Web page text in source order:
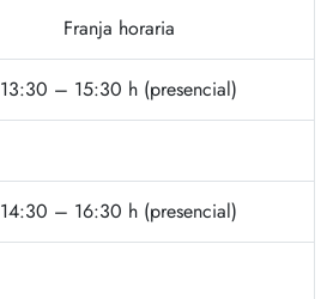
Franja horaria
13:30 – 15:30 h (presencial)
14:30 – 16:30 h (presencial)